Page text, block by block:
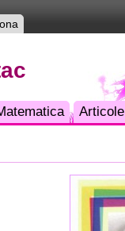
Articole